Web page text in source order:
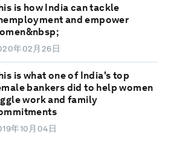
is how India can tackle
and empower
年02月26日
is what one of India's top
bankers did to help women
work and family
年10月04日